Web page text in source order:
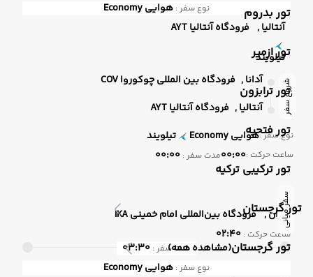
تور بدروم
تور ازمیر
تور ترابزون
تور فتحیه
تور ترکیبی ترکیه
تور گرجستان
تور گرجستان(مشاهده همه)
نوع سفر : هوایی
آنتالیا , فرودگاه آنتالیا AYT
تیلویند
شروع سفر آدانا , فرودگاه بین المللی چوکوروا COV
آنتالیا , فرودگاه آنتالیا AYT
نوع سفر :هوایی تیلویند
ساعت حرکت :00:00مدت سفر : 00:00
سفر میانی
تهران , فرودگاه بین‌المللی امام خمینی IKA
ساعت حرکت : 02:40
مدت سفر : 03:30
نوع سفر : هوایی